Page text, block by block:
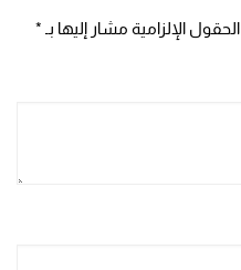
الحقول الإلزامية مشار إليها بـ *